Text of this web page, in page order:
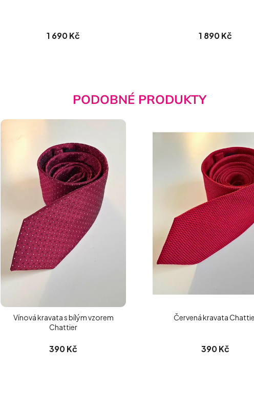
1 690 Kč 1 890 Kč
PODOBNÉ PRODUKTY
Vínová kravata s bílým vzorem
Chattier
390 Kč
Červená kravata
390 Kč